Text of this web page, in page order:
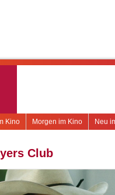
Neu
Morgen im Kino
Kino
Club